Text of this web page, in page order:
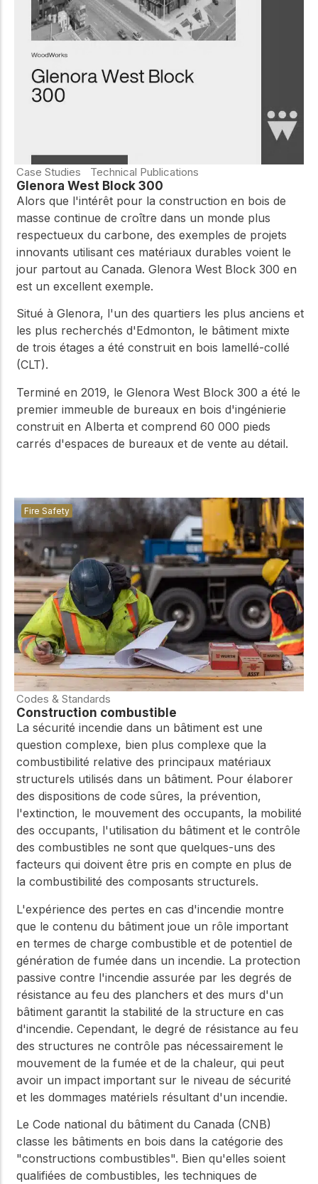
meilleures pratiques.
d'innovation
dans le domaine
pointe qui stimulent
l'innovation dans la
construction en bois et
la durabilité.
connectez-vous pour
obtenir du support
technique, des conseils
des ressources pratiques
Case Studies Technical Publications
Glenora West Block 300
Alors que l'intérêt pour la construction en bois de
masse continue de croître dans un monde plus
respectueux du carbone, des exemples de projets
innovants utilisant ces matériaux durables voient le
jour partout au Canada. Glenora West Block 300 en
est un excellent exemple.
Situé à Glenora, l'un des quartiers les plus anciens et
les plus recherchés d'Edmonton, le bâtiment mixte
de trois étages a été construit en bois lamellé-collé
(CLT).
Terminé en 2019, le Glenora West Block 300 a été le
premier immeuble de bureaux en bois d'ingénierie
construit en Alberta et comprend 60 000 pieds
carrés d'espaces de bureaux et de vente au détail.
Fire Safety
Codes & Standards
Construction combustible
La sécurité incendie dans un bâtiment est une
question complexe, bien plus complexe que la
combustibilité relative des principaux matériaux
structurels utilisés dans un bâtiment. Pour élaborer
des dispositions de code sûres, la prévention,
l'extinction, le mouvement des occupants, la mobilité
des occupants, l'utilisation du bâtiment et le contrôle
des combustibles ne sont que quelques-uns des
facteurs qui doivent être pris en compte en plus de
la combustibilité des composants structurels.
L'expérience des pertes en cas d'incendie montre
que le contenu du bâtiment joue un rôle important
en termes de charge combustible et de potentiel de
génération de fumée dans un incendie. La protection
passive contre l'incendie assurée par les degrés de
résistance au feu des planchers et des murs d'un
bâtiment garantit la stabilité de la structure en cas
d'incendie. Cependant, le degré de résistance au feu
des structures ne contrôle pas nécessairement le
mouvement de la fumée et de la chaleur, qui peut
avoir un impact important sur le niveau de sécurité
et les dommages matériels résultant d'un incendie.
Le Code national du bâtiment du Canada (CNB)
classe les bâtiments en bois dans la catégorie des
"constructions combustibles". Bien qu'elles soient
qualifiées de combustibles, les techniques de